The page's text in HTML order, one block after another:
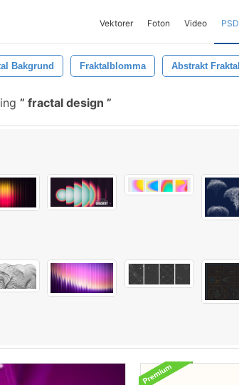
Vektorer Foton Video PSD
Bakgrund Fraktalblomma Abstrakt Fraktal
fractal design